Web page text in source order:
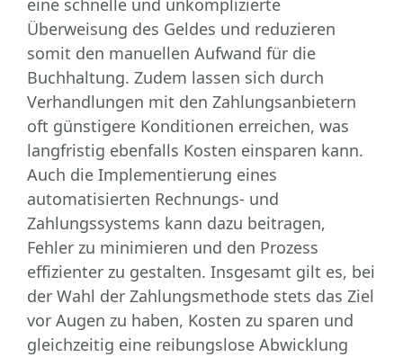
eine schnelle und unkomplizierte
Überweisung des Geldes und reduzieren
somit den manuellen Aufwand für die
Buchhaltung. Zudem lassen sich durch
Verhandlungen mit den Zahlungsanbietern
oft günstigere Konditionen erreichen, was
langfristig ebenfalls Kosten einsparen kann.
Auch die Implementierung eines
automatisierten Rechnungs- und
Zahlungssystems kann dazu beitragen,
Fehler zu minimieren und den Prozess
effizienter zu gestalten. Insgesamt gilt es, bei
der Wahl der Zahlungsmethode stets das Ziel
vor Augen zu haben, Kosten zu sparen und
gleichzeitig eine reibungslose Abwicklung